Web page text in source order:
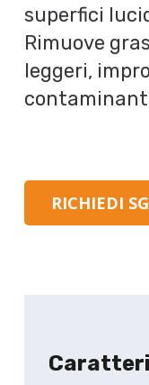
superfici
Rimuove
leggeri,
RICHIEDI